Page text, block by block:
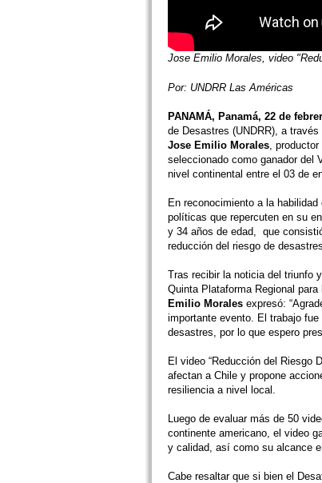
Jose Emilio Morales, video
Por: UNDRR Las Américas
PANAMÁ, Panamá, 22 de
de Desastres (UNDRR), a
Jose Emilio Morales,
seleccionado como ganador del
nivel continental entre el 03 de
En reconocimiento a la
políticas que repercuten en su
y 34 años de edad, que
reducción del riesgo de
Tras recibir la noticia del triunfo
Quinta Plataforma Regional
Emilio Morales expresó:
importante evento. El trabajo
desastres, por lo que espero
El video “Reducción del Riesgo
afectan a Chile y propone
resiliencia a nivel local.
Luego de evaluar más de 50
continente americano, el video
y calidad, así como su alcance
Cabe resaltar que si bien el